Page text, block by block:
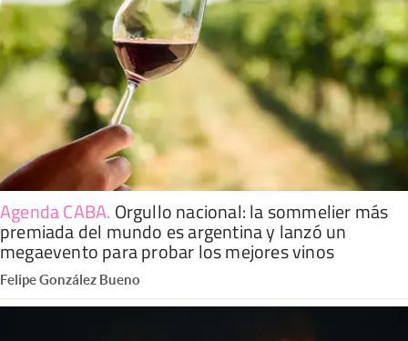
Agenda CABA. Orgullo nacional: la sommelier más
premiada del mundo es argentina y lanzó un
megaevento para probar los mejores vinos
Felipe González Bueno